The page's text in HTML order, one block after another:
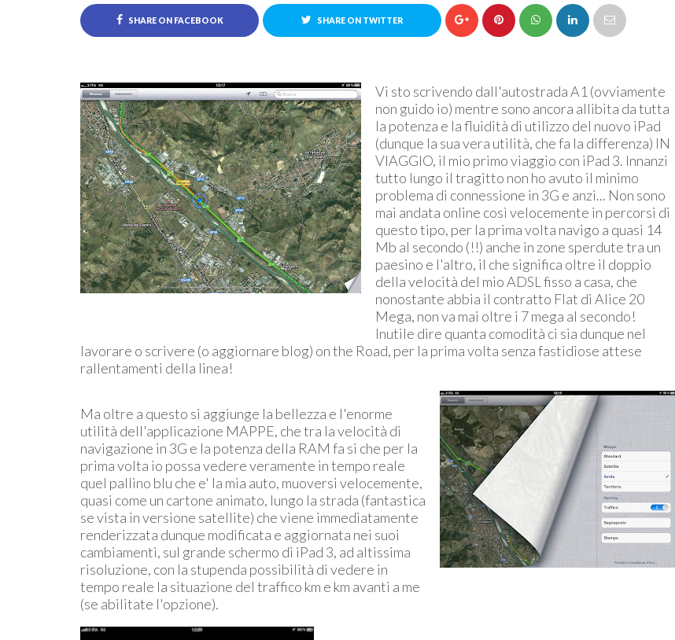
SHARE ON FACEBOOK SHARE ON TWITTER
Vi sto scrivendo dall'autostrada A1 (ovviamente
non guido io) mentre sono ancora allibita da tutta
la potenza e la fluidità di utilizzo del nuovo iPad
(dunque la sua vera utilità, che fa la differenza) IN
VIAGGIO, il mio primo viaggio con iPad 3. Innanzi
tutto lungo il tragitto non ho avuto il minimo
problema di connessione in 3G e anzi... Non sono
mai andata online così velocemente in percorsi di
questo tipo, per la prima volta navigo a quasi 14
Mb al secondo (!!) anche in zone sperdute tra un
paesino e l'altro, il che significa oltre il doppio
della velocità del mio ADSL fisso a casa, che
nonostante abbia il contratto Flat di Alice 20
Mega, non va mai oltre i 7 mega al secondo!
Inutile dire quanta comodità ci sia dunque nel
lavorare o scrivere (o aggiornare blog) on the Road, per la prima volta senza fastidiose attese
rallentamenti della linea!
Ma oltre a questo si aggiunge la bellezza e l'enorme
utilità dell'applicazione MAPPE, che tra la velocità di
navigazione in 3G e la potenza della RAM fa si che per la
prima volta io possa vedere veramente in tempo reale
quel pallino blu che e' la mia auto, muoversi velocemente,
quasi come un cartone animato, lungo la strada (fantastica
se vista in versione satellite) che viene immediatamente
renderizzata dunque modificata e aggiornata nei suoi
cambiamenti, sul grande schermo di iPad 3, ad altissima
risoluzione, con la stupenda possibilità di vedere in
tempo reale la situazione del traffico km e km avanti a me
(se abilitate l'opzione).